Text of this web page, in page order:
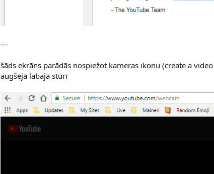
---
šāds ekrāns parādās nospiežot kameras ikonu (create a
augšējā labajā stūrī